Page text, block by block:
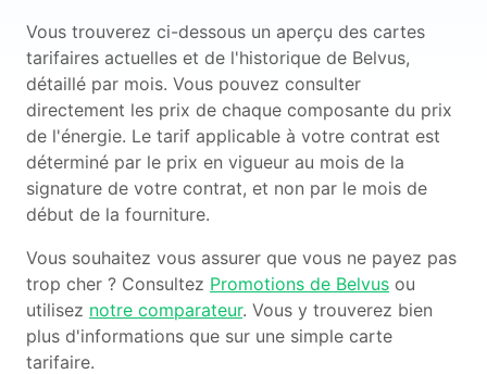
Vous trouverez ci-dessous un aperçu des cartes
tarifaires actuelles et de l'historique de Belvus,
détaillé par mois. Vous pouvez consulter
directement les prix de chaque composante du prix
de l'énergie. Le tarif applicable à votre contrat est
déterminé par le prix en vigueur au mois de la
signature de votre contrat, et non par le mois de
début de la fourniture.
Vous souhaitez vous assurer que vous ne payez pas
trop cher ? Consultez Promotions de Belvus ou
utilisez notre comparateur. Vous y trouverez bien
plus d'informations que sur une simple carte
tarifaire.